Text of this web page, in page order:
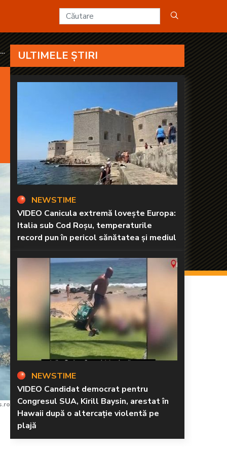
apare răzbunare” - KANAL D2
ULTIMELE ȘTIRI
NEWSTIME
VIDEO Canicula extremă lovește Europa:
Italia sub Cod Roșu, temperaturile
record pun în pericol sănătatea și mediul
NEWSTIME
VIDEO Candidat democrat pentru
Congresul SUA, Kirill Baysin, arestat în
Hawaii după o altercație violentă pe
plajă